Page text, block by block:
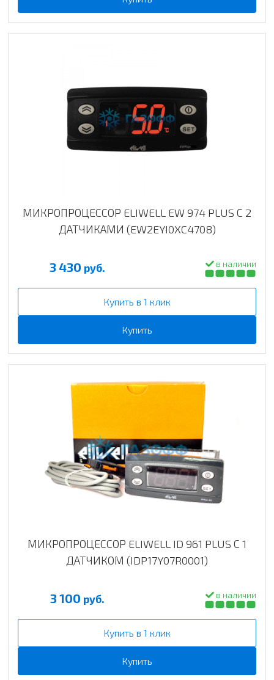
МИКРОПРОЦЕССОР ELIWELL EW 974 PLUS С 2
ДАТЧИКАМИ (EW2EYI0XC4708)
3 430 руб. в наличии
Купить в 1 клик
Купить
МИКРОПРОЦЕССОР ELIWELL ID 961 PLUS С 1
ДАТЧИКОМ (IDP17Y07R0001)
3 100 руб. в наличии
Купить в 1 клик
Купить